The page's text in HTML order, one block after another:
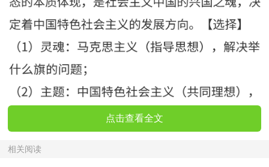
点击查看全文
相关阅读